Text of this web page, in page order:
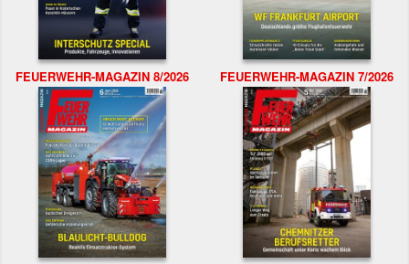
FEUERWEHR-MAGAZIN 8/2026 FEUERWEHR-MAGAZIN 7/2026